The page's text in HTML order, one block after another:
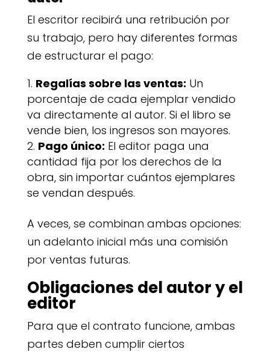
El escritor recibirá una retribución por
su trabajo, pero hay diferentes formas
de estructurar el pago:
Regalías sobre las ventas: Un
porcentaje de cada ejemplar vendido
va directamente al autor. Si el libro se
vende bien, los ingresos son mayores.
Pago único: El editor paga una
cantidad fija por los derechos de la
obra, sin importar cuántos ejemplares
se vendan después.
A veces, se combinan ambas opciones:
un adelanto inicial más una comisión
por ventas futuras.
Obligaciones del autor y el
editor
Para que el contrato funcione, ambas
partes deben cumplir ciertos